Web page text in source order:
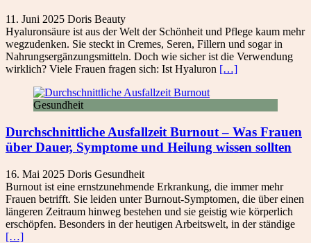
11. Juni 2025 Doris Beauty
Hyaluronsäure ist aus der Welt der Schönheit und Pflege kaum mehr
wegzudenken. Sie steckt in Cremes, Seren, Fillern und sogar in
Nahrungsergänzungsmitteln. Doch wie sicher ist die Verwendung
wirklich? Viele Frauen fragen sich: Ist Hyaluron […]
Gesundheit
Durchschnittliche Ausfallzeit Burnout – Was Frauen
über Dauer, Symptome und Heilung wissen sollten
16. Mai 2025 Doris Gesundheit
Burnout ist eine ernstzunehmende Erkrankung, die immer mehr
Frauen betrifft. Sie leiden unter Burnout-Symptomen, die über einen
längeren Zeitraum hinweg bestehen und sie geistig wie körperlich
erschöpfen. Besonders in der heutigen Arbeitswelt, in der ständige
[…]